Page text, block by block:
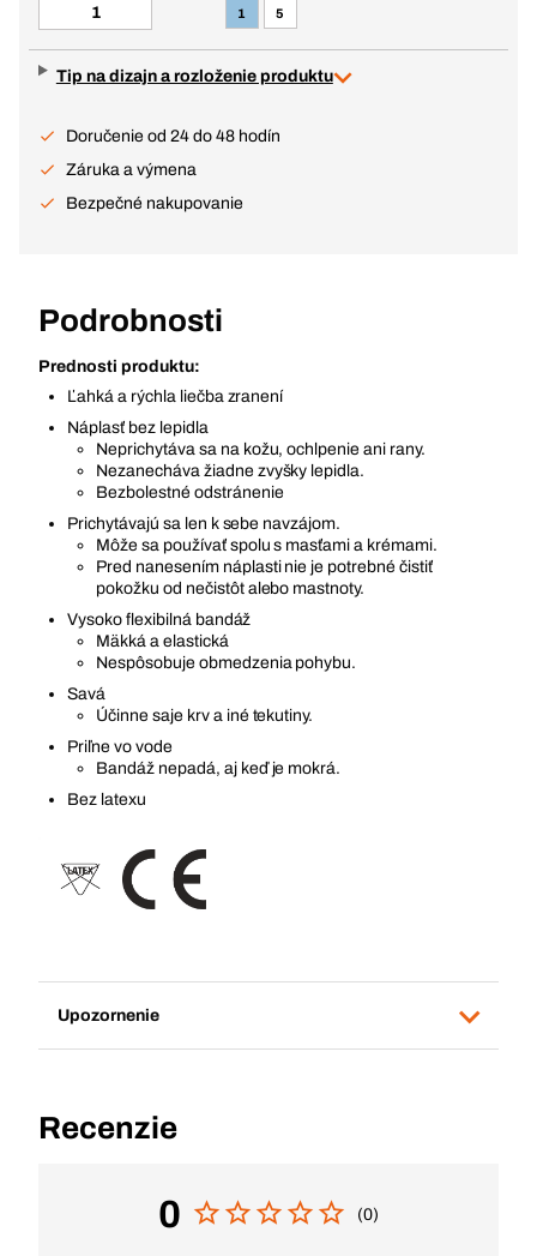
1 5
Tip na dizajn a rozloženie produktu
Doručenie od 24 do 48 hodín
Záruka a výmena
Bezpečné nakupovanie
Podrobnosti
Prednosti produktu:
Ľahká a rýchla liečba zranení
Náplasť bez lepidla
Neprichytáva sa na kožu, ochlpenie ani rany.
Nezanecháva žiadne zvyšky lepidla.
Bezbolestné odstránenie
Prichytávajú sa len k sebe navzájom.
Môže sa používať spolu s masťami a krémami.
Pred nanesením náplasti nie je potrebné čistiť
pokožku od nečistôt alebo mastnoty.
Vysoko flexibilná bandáž
Mäkká a elastická
Nespôsobuje obmedzenia pohybu.
Savá
Účinne saje krv a iné tekutiny.
Priľne vo vode
Bandáž nepadá, aj keď je mokrá.
Bez latexu
Upozornenie
Recenzie
0 (0)